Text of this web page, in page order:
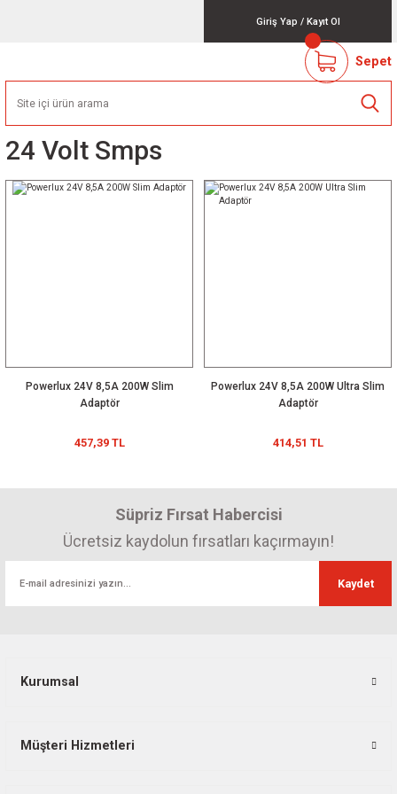
Giriş Yap / Kayıt Ol
Sepet
24 Volt Smps
Powerlux 24V 8,5A 200W Slim
Adaptör
457,39 TL
Powerlux 24V 8,5A 200W Ultra Slim
Adaptör
414,51 TL
Süpriz Fırsat Habercisi
Ücretsiz kaydolun fırsatları kaçırmayın!
Kaydet
Kurumsal
Müşteri Hizmetleri